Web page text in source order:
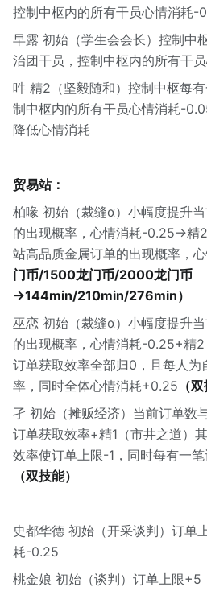
控制中枢内的所有干员心情消耗-
早露 初始（学生会会长）控制中
治团干员，控制中枢内的所有干
吽 精2（坚毅随和）控制中枢每
制中枢内的所有干员心情消耗-
降低心情消耗
贸易站：
柏喙 初始（裁缝α）小幅度提升
的出现概率，心情消耗-0.25→精
站高品质金属订单的出现概率，
门币/1500龙门币/2000龙门币
→144min/210min/276min）
巫恋 初始（裁缝α）小幅度提升
的出现概率，心情消耗-0.25+精
订单获取效率全部归0，且每人
率，同时全体心情消耗+0.25 （
孑 初始（摊贩经济）当前订单数
订单获取效率+精1（市井之道）
效率使订单上限-1，同时每有一
（双技能）
史都华德 初始（开采谈判）订单
耗-0.25
桃金娘 初始（谈判）订单上限